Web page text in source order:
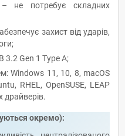
не потребує складних
захист від ударів,
3.2 Gen 1 Type A;
Windows 11, 10, 8, macOS
RHEL, OpenSUSE, LEAP
драйверів.
окремо):